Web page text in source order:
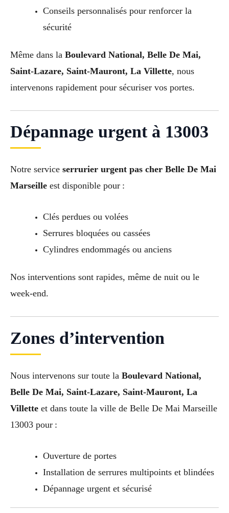
Conseils personnalisés pour renforcer la
sécurité
Même dans la Boulevard National, Belle De Mai,
Saint-Lazare, Saint-Mauront, La Villette, nous
intervenons rapidement pour sécuriser vos portes.
Dépannage urgent à 13003
Notre service serrurier urgent pas cher Belle De Mai
Marseille est disponible pour :
Clés perdues ou volées
Serrures bloquées ou cassées
Cylindres endommagés ou anciens
Nos interventions sont rapides, même de nuit ou le
week-end.
Zones d’intervention
Nous intervenons sur toute la Boulevard National,
Belle De Mai, Saint-Lazare, Saint-Mauront, La
Villette et dans toute la ville de Belle De Mai Marseille
13003 pour :
Ouverture de portes
Installation de serrures multipoints et blindées
Dépannage urgent et sécurisé